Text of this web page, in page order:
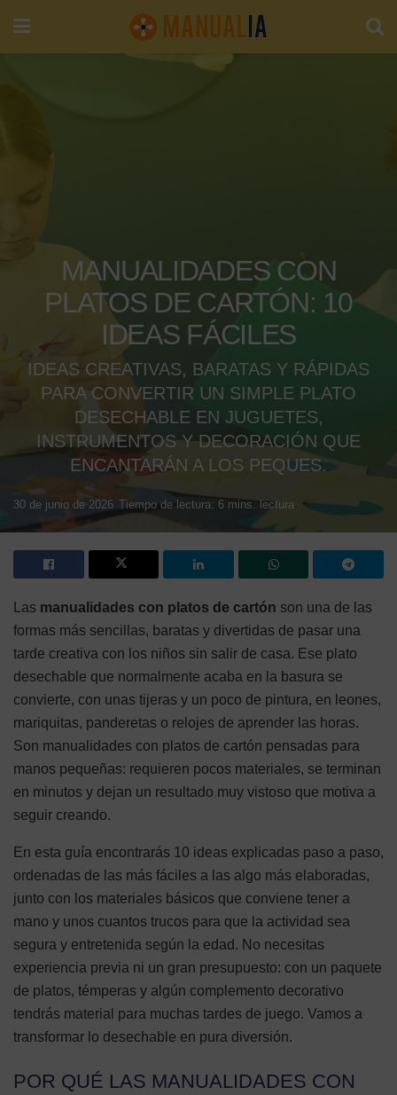
MANUALIDADES CON
PLATOS DE CARTÓN: 10
IDEAS FÁCILES
IDEAS CREATIVAS, BARATAS Y RÁPIDAS
PARA CONVERTIR UN SIMPLE PLATO
DESECHABLE EN JUGUETES,
INSTRUMENTOS Y DECORACIÓN QUE
ENCANTARÁN A LOS PEQUES.
30 de junio de 2026 Tiempo de lectura: 6 mins. lectura
Las manualidades con platos de cartón son una de las
formas más sencillas, baratas y divertidas de pasar una
tarde creativa con los niños sin salir de casa. Ese plato
desechable que normalmente acaba en la basura se
convierte, con unas tijeras y un poco de pintura, en leones,
mariquitas, panderetas o relojes de aprender las horas.
Son manualidades con platos de cartón pensadas para
manos pequeñas: requieren pocos materiales, se terminan
en minutos y dejan un resultado muy vistoso que motiva a
seguir creando.
En esta guía encontrarás 10 ideas explicadas paso a paso,
ordenadas de las más fáciles a las algo más elaboradas,
junto con los materiales básicos que conviene tener a
mano y unos cuantos trucos para que la actividad sea
segura y entretenida según la edad. No necesitas
experiencia previa ni un gran presupuesto: con un paquete
de platos, témperas y algún complemento decorativo
tendrás material para muchas tardes de juego. Vamos a
transformar lo desechable en pura diversión.
POR QUÉ LAS MANUALIDADES CON